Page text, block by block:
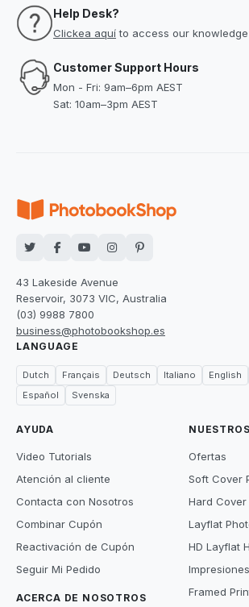
Help Desk?
Clickea aquíto access our
Customer Support Hours
Mon - Fri: 9am–6pm AEST
Sat: 10am–3pm AEST
43 Lakeside Avenue
Reservoir, 3073 VIC, Australia
(03) 9988 7800
business@photobookshop.es
LANGUAGE
Dutch Français Deutsch Italiano English
Español
Svenska
AYUDA
Video Tutorials
Atención al cliente
Contacta con Nosotros
Combinar Cupón
Reactivación de Cupón
Seguir Mi Pedido
ACERCA DE NOSOTROS
Ofertas
Soft Cover
Hard Cover
Layflat
HD Layflat
Framed